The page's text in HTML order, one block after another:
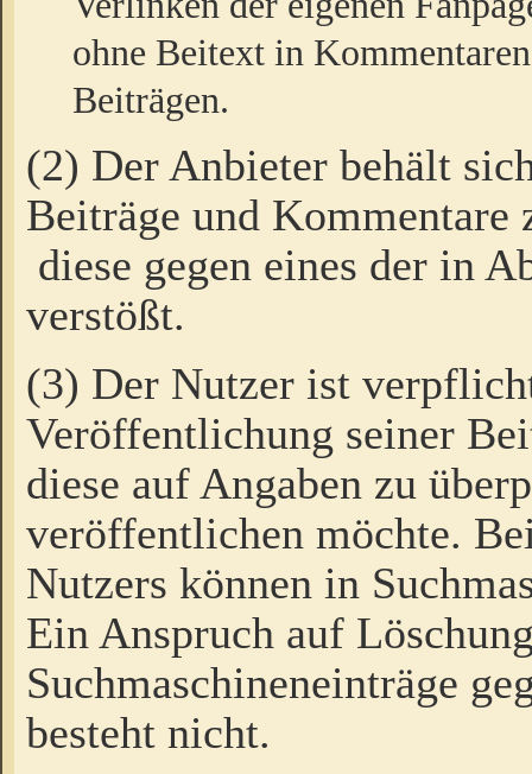
ohne Beitext in
Beiträgen.
(2) Der Anbieter behält
Beiträge und Kommentare
diese gegen eines der in
verstößt.
(3) Der Nutzer ist
Veröffentlichung seiner
diese auf Angaben zu
veröffentlichen möchte.
Nutzers können in
Ein Anspruch auf
Suchmaschineneinträge
besteht nicht.